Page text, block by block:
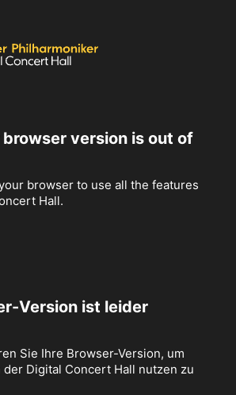
browser version is out of
browser to use all the features
Hall.
Version ist leider
Sie Ihre Browser-Version, um
der Digital Concert Hall nutzen zu